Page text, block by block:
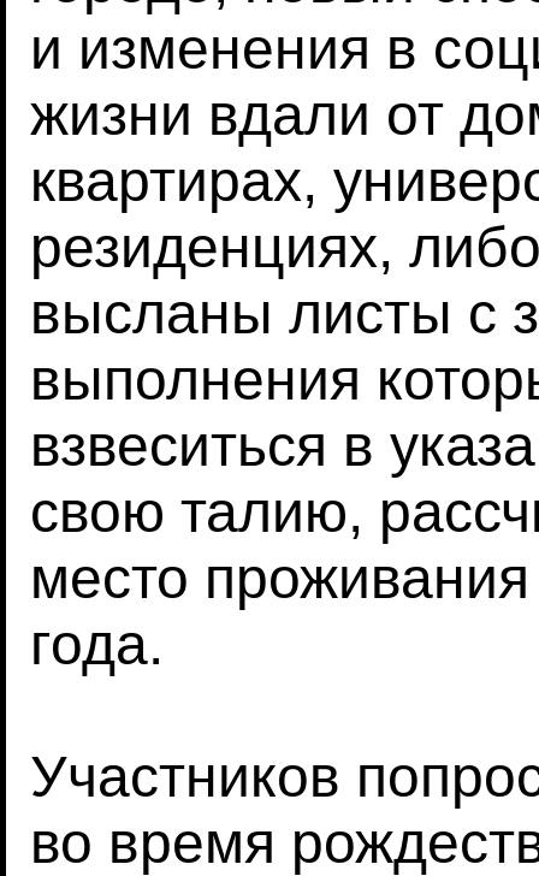
и изменения в
жизни вдали от
квартирах,
резиденциях,
высланы листы с
выполнения
взвеситься в
свою талию,
место
года.
Участников
во время